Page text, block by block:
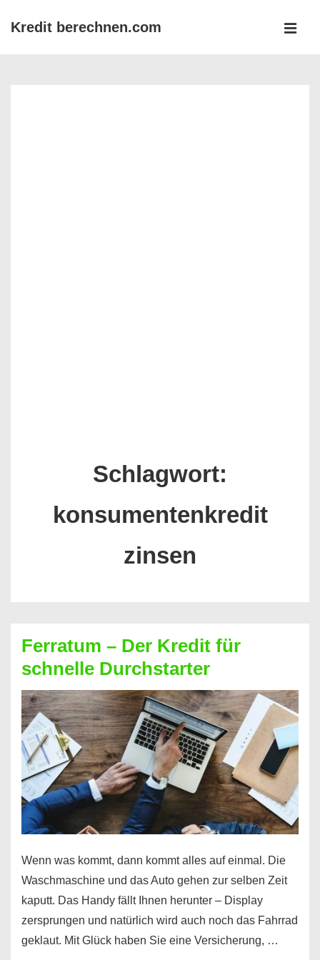
ZumKredit berechnen.com
Schlagwort:
konsumentenkredit
zinsen
Ferratum – Der Kredit für
schnelle Durchstarter
Wenn was kommt, dann kommt alles auf einmal. Die
Waschmaschine und das Auto gehen zur selben Zeit
kaputt. Das Handy fällt Ihnen herunter – Display
zersprungen und natürlich wird auch noch das Fahrrad
geklaut. Mit Glück haben Sie eine Versicherung, …